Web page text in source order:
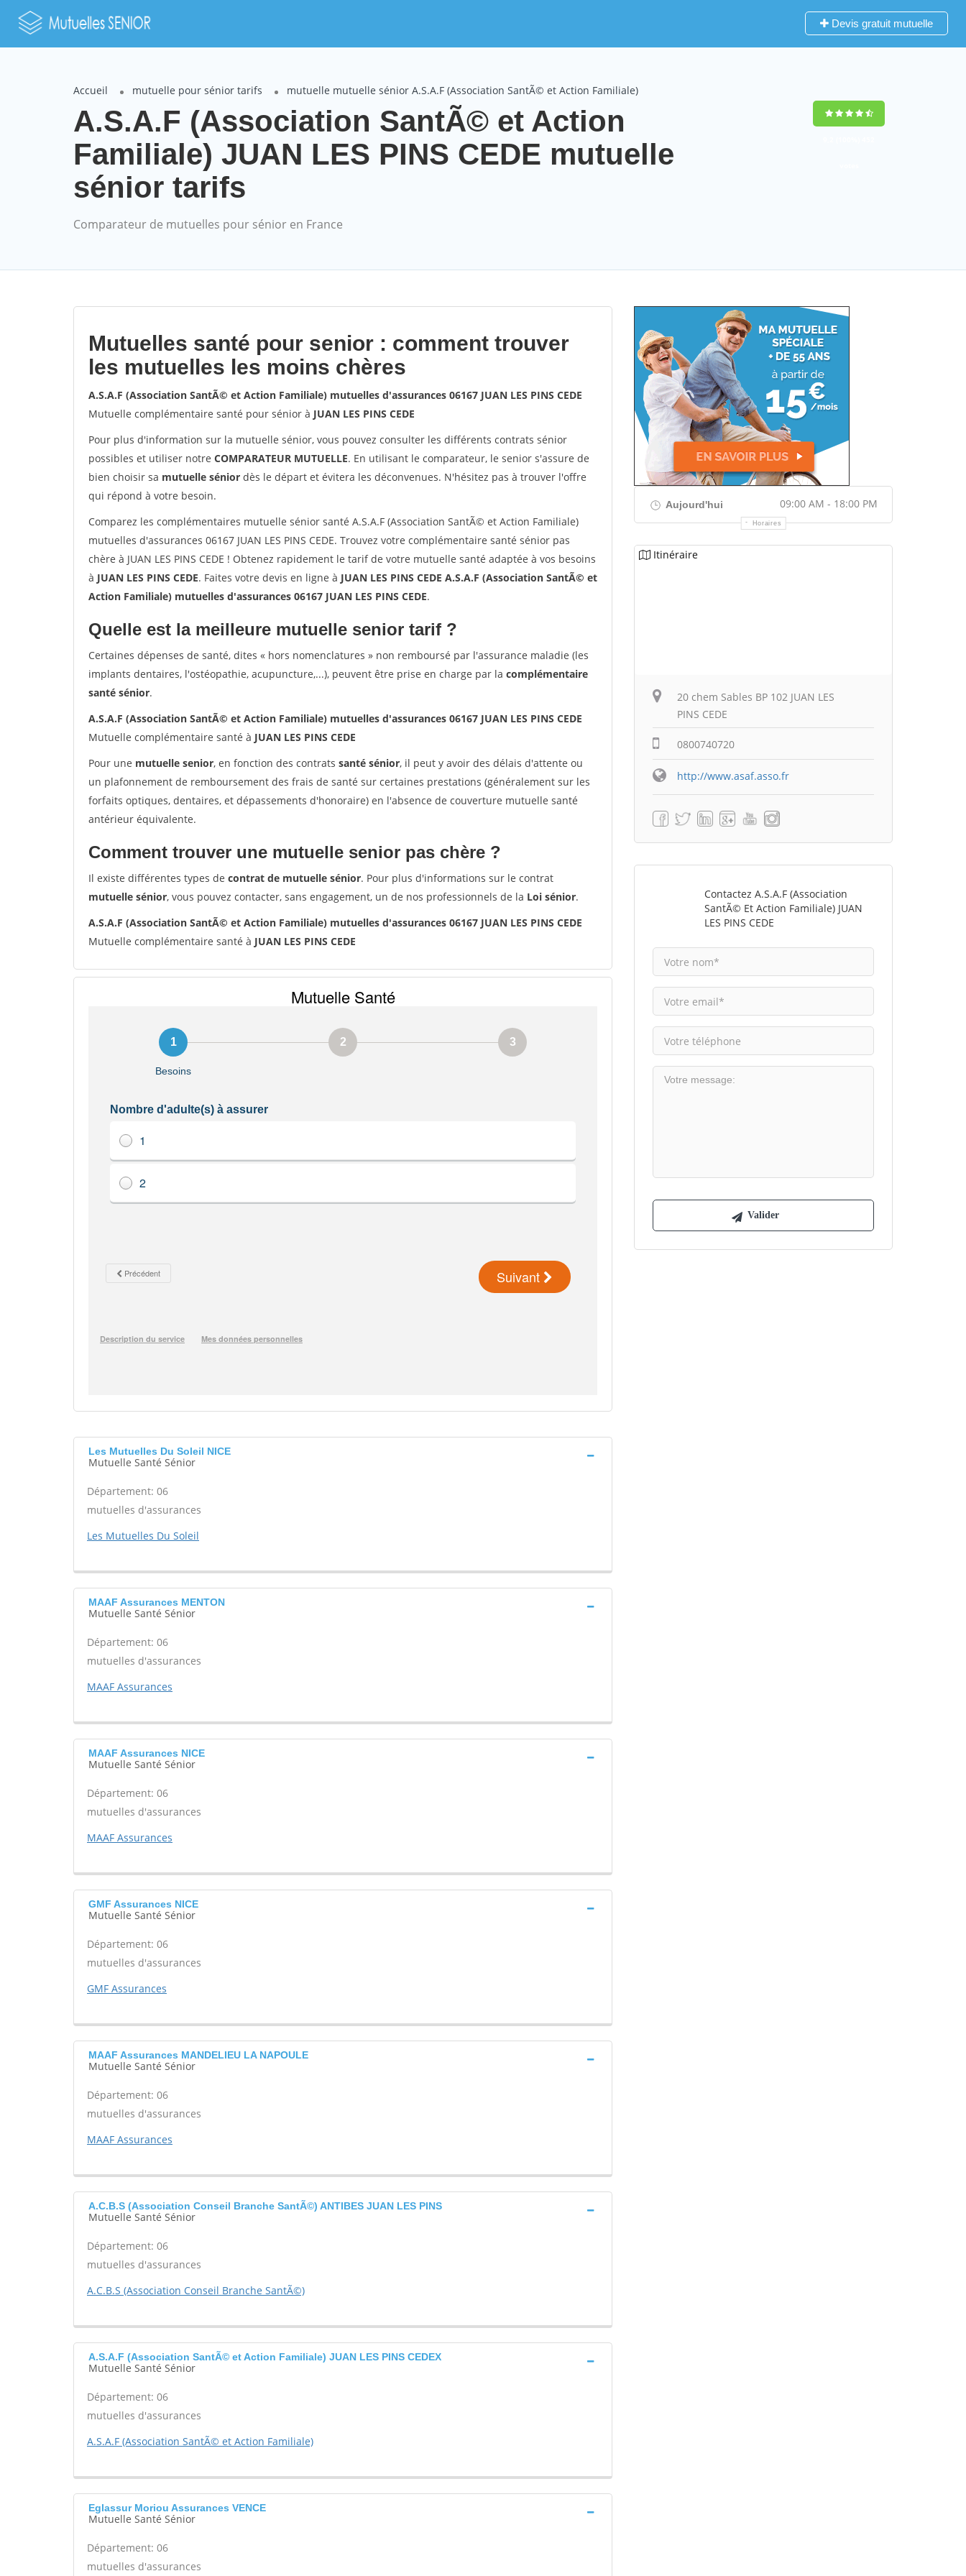
Devis gratuit mutuelle
Accueil mutuelle pour sénior tarifs mutuelle mutuelle sénior A.S.A.F (Association SantÃ© et Action Familiale)
A.S.A.F (Association SantÃ© et Action
Familiale) JUAN LES PINS CEDE mutuelle
sénior tarifs
Comparateur de mutuelles pour sénior en France
Mutuelles santé pour senior : comment trouver
les mutuelles les moins chères
A.S.A.F (Association SantÃ© et Action Familiale) mutuelles d'assurances 06167 JUAN LES PINS CEDE
Mutuelle complémentaire santé pour sénior à JUAN LES PINS CEDE
Pour plus d'information sur la mutuelle sénior, vous pouvez consulter les différents contrats sénior
possibles et utiliser notre COMPARATEUR MUTUELLE. En utilisant le comparateur, le senior s'assure de
bien choisir sa mutuelle sénior dès le départ et évitera les déconvenues. N'hésitez pas à trouver l'offre
qui répond à votre besoin.
Comparez les complémentaires mutuelle sénior santé A.S.A.F (Association SantÃ© et Action Familiale)
mutuelles d'assurances 06167 JUAN LES PINS CEDE. Trouvez votre complémentaire santé sénior pas
chère à JUAN LES PINS CEDE ! Obtenez rapidement le tarif de votre mutuelle santé adaptée à vos besoins
à JUAN LES PINS CEDE. Faites votre devis en ligne à JUAN LES PINS CEDE A.S.A.F (Association SantÃ© et
Action Familiale) mutuelles d'assurances 06167 JUAN LES PINS CEDE.
Quelle est la meilleure mutuelle senior tarif ?
Certaines dépenses de santé, dites « hors nomenclatures » non remboursé par l'assurance maladie (les
implants dentaires, l'ostéopathie, acupuncture,...), peuvent être prise en charge par la complémentaire
santé sénior.
A.S.A.F (Association SantÃ© et Action Familiale) mutuelles d'assurances 06167 JUAN LES PINS CEDE
Mutuelle complémentaire santé à JUAN LES PINS CEDE
Pour une mutuelle senior, en fonction des contrats santé sénior, il peut y avoir des délais d'attente ou
un plafonnement de remboursement des frais de santé sur certaines prestations (généralement sur les
forfaits optiques, dentaires, et dépassements d'honoraire) en l'absence de couverture mutuelle santé
antérieur équivalente.
Comment trouver une mutuelle senior pas chère ?
Il existe différentes types de contrat de mutuelle sénior. Pour plus d'informations sur le contrat
mutuelle sénior, vous pouvez contacter, sans engagement, un de nos professionnels de la Loi sénior.
A.S.A.F (Association SantÃ© et Action Familiale) mutuelles d'assurances 06167 JUAN LES PINS CEDE
Mutuelle complémentaire santé à JUAN LES PINS CEDE
Les Mutuelles Du Soleil NICE
Mutuelle Santé Sénior
Département: 06
mutuelles d'assurances
Les Mutuelles Du Soleil
MAAF Assurances MENTON
Mutuelle Santé Sénior
Département: 06
mutuelles d'assurances
MAAF Assurances
MAAF Assurances NICE
Mutuelle Santé Sénior
Département: 06
mutuelles d'assurances
MAAF Assurances
GMF Assurances NICE
Mutuelle Santé Sénior
Département: 06
mutuelles d'assurances
GMF Assurances
MAAF Assurances MANDELIEU LA NAPOULE
Mutuelle Santé Sénior
Département: 06
mutuelles d'assurances
MAAF Assurances
A.C.B.S (Association Conseil Branche SantÃ©) ANTIBES JUAN LES PINS
Mutuelle Santé Sénior
Département: 06
mutuelles d'assurances
A.C.B.S (Association Conseil Branche SantÃ©)
A.S.A.F (Association SantÃ© et Action Familiale) JUAN LES PINS CEDEX
Mutuelle Santé Sénior
Département: 06
mutuelles d'assurances
A.S.A.F (Association SantÃ© et Action Familiale)
Eglassur Moriou Assurances VENCE
Mutuelle Santé Sénior
Département: 06
mutuelles d'assurances
Aujourd'hui 09:00 AM - 18:00 PM
Horaires
Itinéraire
20 chem Sables BP 102 JUAN LES
PINS CEDE
0800740720
http://www.asaf.asso.fr
Contactez A.S.A.F (Association
SantÃ© Et Action Familiale) JUAN
LES PINS CEDE